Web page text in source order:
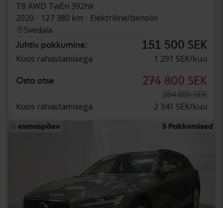
T8 AWD TwEn 392hk
2020
127 380 km
Elektriline/bensiin
Svedala
Juhtiv pakkumine: 151 500 SEK
Koos rahastamisega 1 291 SEK/kuu
Osta otse 274 800 SEK
284 800 SEK
Koos rahastamisega
2 341 SEK/kuu
esmaspäev 5 Pakkumised